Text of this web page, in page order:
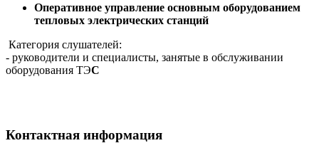
Оперативное управление основным оборудованием
тепловых электрических станций
Категория слушателей:
- руководители и специалисты, занятые в обслуживании
оборудования ТЭС
Контактная информация